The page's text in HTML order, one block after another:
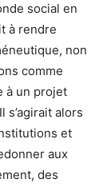
social en
à rendre
non
comme
à un projet
alors
et
aux
des